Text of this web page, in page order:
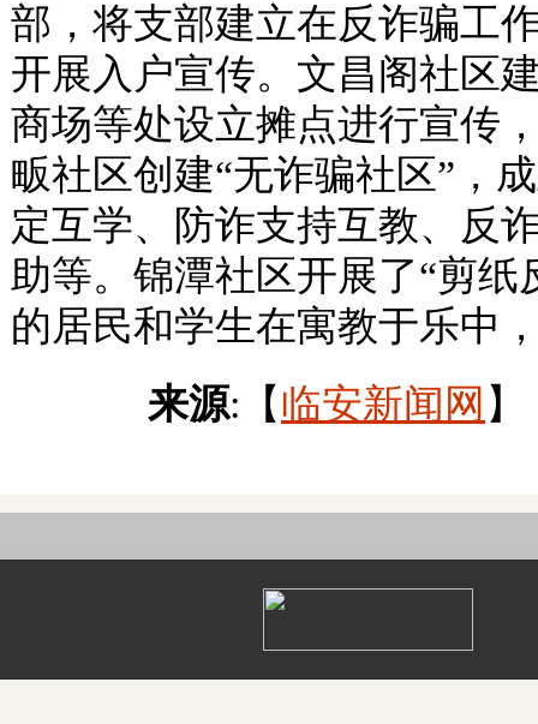
部，将支部建立在反诈骗工
开展入户宣传。文昌阁社区
商场等处设立摊点进行宣传
畈社区创建“无诈骗社区”，
定互学、防诈支持互教、反
助等。锦潭社区开展了“剪
的居民和学生在寓教于乐中
来源:【 临安新闻网